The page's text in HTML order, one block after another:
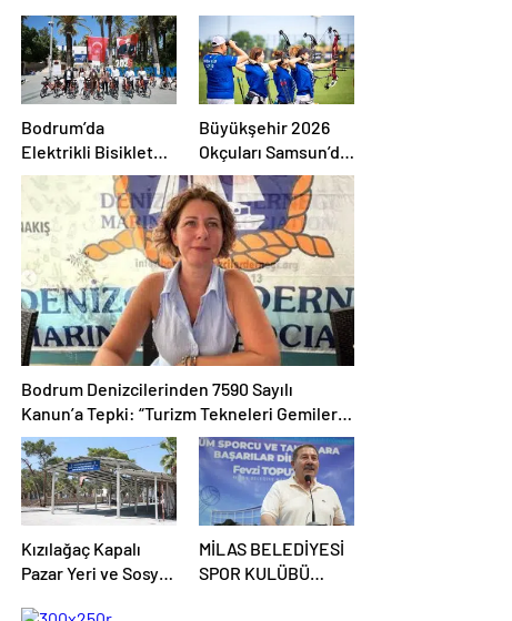
Bodrum’da
Elektrikli Bisiklet
Dönemi Başlıyor:
300 Akıllı E-Bisiklet
Hizmete Girecek
Büyükşehir 2026
Okçuları Samsun’da
Türkiye Şampiyonu
Bodrum Denizcilerinden 7590 Sayılı
Kanun’a Tepki: “Turizm Tekneleri Gemilerle
Aynı Kefeye Konuldu”
Kızılağaç Kapalı
Pazar Yeri ve Sosyal
MİLAS BELEDİYESİ
SPOR KULÜBÜ